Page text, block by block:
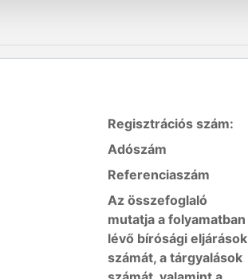
Regisztrációs szám:
Adószám
Referenciaszám
Az összefoglaló
mutatja a folyamatban
lévő bírósági eljárások
számát, a tárgyalások